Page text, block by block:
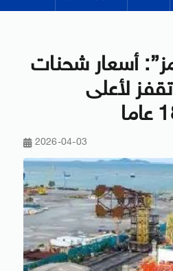
أسعار شحنات
لأعلى
2026-04-03